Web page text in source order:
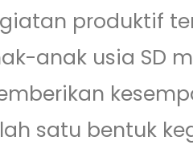
produktif
anak usia SD
satu bentuk